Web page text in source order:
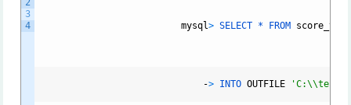
3
4
mysql> SELECT * FROM
-> INTO OUTFILE